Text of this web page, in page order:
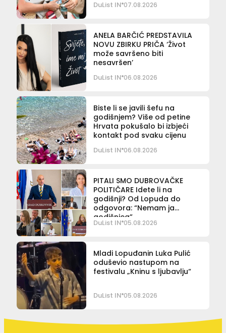
DuList IN 07.08.2026
ANELA BARČIĆ PREDSTAVILA
NOVU ZBIRKU PRIČA ‘Život
može savršeno biti
nesavršen’
DuList IN 06.08.2026
Biste li se javili šefu na
godišnjem? Više od petine
Hrvata pokušalo bi izbjeći
kontakt pod svaku cijenu
DuList IN 06.08.2026
PITALI SMO DUBROVAČKE
POLITIČARE Idete li na
godišnji? Od Lopuda do
odgovora: “Nemam ja
godišnjeg”
DuList IN 05.08.2026
Mladi Lopuđanin Luka Pulić
oduševio nastupom na
festivalu „Kninu s ljubavlju“
DuList IN 05.08.2026